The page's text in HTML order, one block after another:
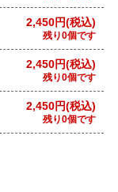
2,450円(税込)
残り0個です
2,450円(税込)
残り0個です
2,450円(税込)
残り0個です